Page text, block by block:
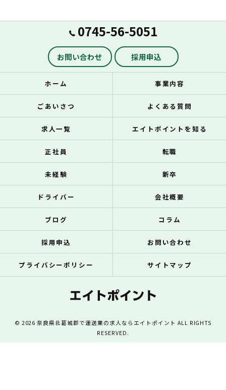
0745-56-5051
お問い合わせ 採用申込
ホーム 事業内容
ごあいさつ よくある質問
求人一覧 エイトポイントを知る
正社員 転職
未経験 新卒
ドライバー 会社概要
ブログ コラム
採用申込 お問い合わせ
プライバシーポリシー サイトマップ
© 2026 奈良県北葛城郡で運送業の求人ならエイトポイント ALL RIGHTS
RESERVED.